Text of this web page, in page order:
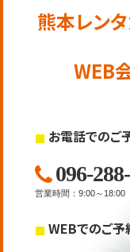
熊本レン
WEB
お電話でのご
096-
営業時間 ： 9:00～18:00
WEBでのご予